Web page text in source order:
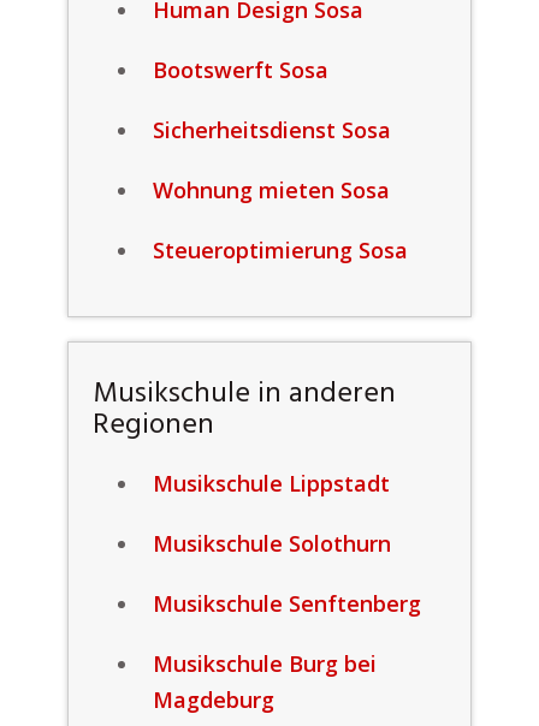
Human Design Sosa
Bootswerft Sosa
Sicherheitsdienst Sosa
Wohnung mieten Sosa
Steueroptimierung Sosa
Musikschule in anderen
Regionen
Musikschule Lippstadt
Musikschule Solothurn
Musikschule Senftenberg
Musikschule Burg bei
Magdeburg